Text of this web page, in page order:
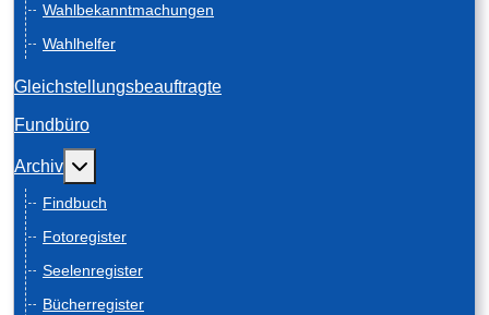
Wahlbekanntmachungen
Wahlhelfer
Gleichstellungsbeauftragte
Fundbüro
Archiv Weitere Informationen: Archiv
Findbuch
Fotoregister
Seelenregister
Bücherregister